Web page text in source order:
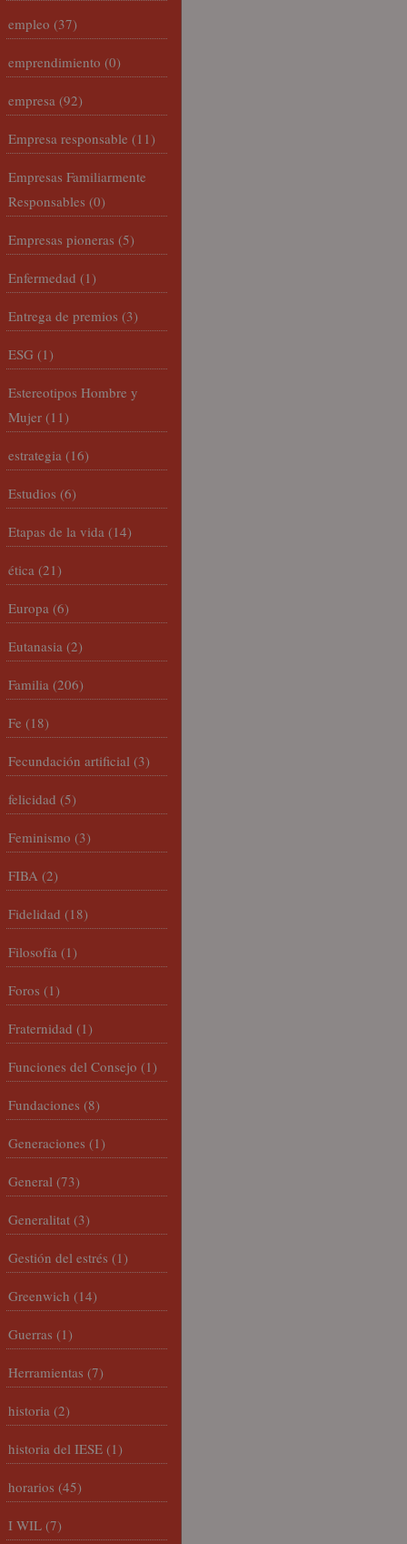
empleo (37)
emprendimiento (0)
empresa (92)
Empresa responsable (11)
Empresas Familiarmente
Responsables (0)
Empresas pioneras (5)
Enfermedad (1)
Entrega de premios (3)
ESG (1)
Estereotipos Hombre y
Mujer (11)
estrategia (16)
Estudios (6)
Etapas de la vida (14)
ética (21)
Europa (6)
Eutanasia (2)
Familia (206)
Fe (18)
Fecundación artificial (3)
felicidad (5)
Feminismo (3)
FIBA (2)
Fidelidad (18)
Filosofía (1)
Foros (1)
Fraternidad (1)
Funciones del Consejo (1)
Fundaciones (8)
Generaciones (1)
General (73)
Generalitat (3)
Gestión del estrés (1)
Greenwich (14)
Guerras (1)
Herramientas (7)
historia (2)
historia del IESE (1)
horarios (45)
I WIL (7)